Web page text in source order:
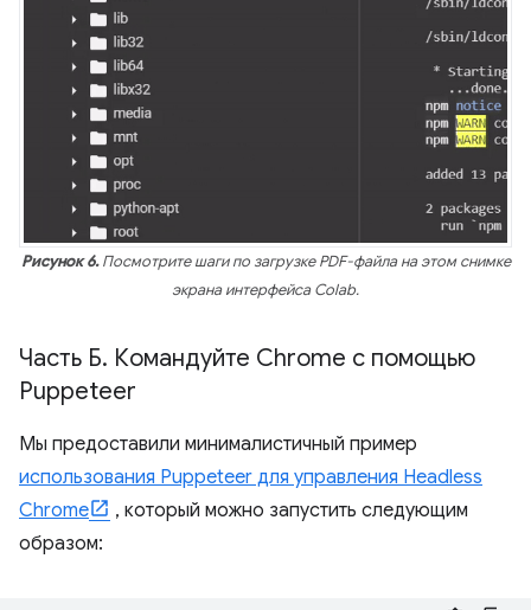
Рисунок 6.Посмотрите шаги по загрузке PDF-файла на этом снимке
экрана интерфейса Colab.
Часть Б. Командуйте Chrome с помощью
Puppeteer
Мы предоставили минималистичный пример
использования Puppeteer для управления Headless
Chrome
, который можно запустить следующим
образом: